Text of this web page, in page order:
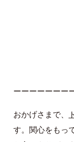
ーーーーーーー
おかげさまで、
す。関心をもっ